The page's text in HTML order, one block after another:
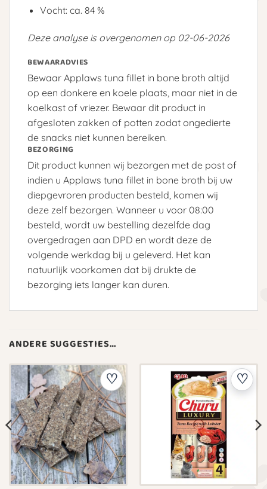
Vocht: ca. 84 %
Deze analyse is overgenomen op 02-06-2026
BEWAARADVIES
Bewaar Applaws tuna fillet in bone broth altijd
op een donkere en koele plaats, maar niet in de
koelkast of vriezer. Bewaar dit product in
afgesloten zakken of potten zodat ongedierte
de snacks niet kunnen bereiken.
BEZORGING
Dit product kunnen wij bezorgen met de post of
indien u Applaws tuna fillet in bone broth bij uw
diepgevroren producten besteld, komen wij
deze zelf bezorgen. Wanneer u voor 08:00
besteld, wordt uw bestelling dezelfde dag
overgedragen aan DPD en wordt deze de
volgende werkdag bij u geleverd. Het kan
natuurlijk voorkomen dat bij drukte de
bezorging iets langer kan duren.
ANDERE SUGGESTIES…